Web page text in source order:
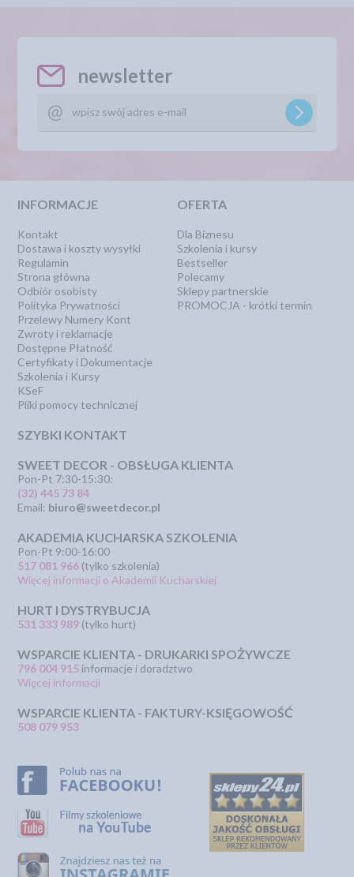
newsletter
INFORMACJE
Kontakt
Dostawa i koszty wysyłki
Regulamin
Strona główna
Odbiór osobisty
Polityka Prywatności
Przelewy Numery Kont
Zwroty i reklamacje
Dostępne Płatność
Certyfikaty i Dokumentacje
Szkolenia i Kursy
KSeF
Pliki pomocy technicznej
OFERTA
Dla Biznesu
Szkolenia i kursy
Bestseller
Polecamy
Sklepy partnerskie
PROMOCJA - krótki termin
SZYBKI KONTAKT
SWEET DECOR - OBSŁUGA KLIENTA
Pon-Pt 7:30-15:30:
(32) 445 73 84
Email: biuro@sweetdecor.pl
AKADEMIA KUCHARSKA SZKOLENIA
Pon-Pt 9:00-16:00
517 081 966 (tylko szkolenia)
Więcej informacji o Akademii Kucharskiej
HURT I DYSTRYBUCJA
531 333 989 (tylko hurt)
WSPARCIE KLIENTA - DRUKARKI SPOŻYWCZE
796 004 915 informacje i doradztwo
Więcej informacji
WSPARCIE KLIENTA - FAKTURY-KSIĘGOWOŚĆ
508 079 953